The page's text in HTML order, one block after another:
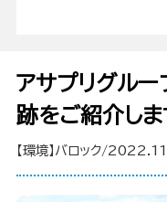
アサプリグル
跡をご紹介しま
【環境】バロック/